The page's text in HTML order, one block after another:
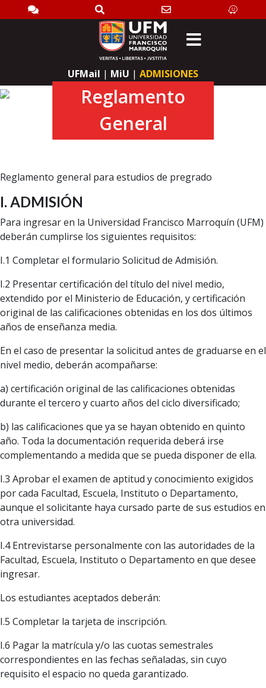
UFMail | MiU | ADMISIONES
Reglamento
General
Reglamento general para estudios de pregrado
I. ADMISIÓN
Para ingresar en la Universidad Francisco Marroquín (UFM)
deberán cumplirse los siguientes requisitos:
I.1 Completar el formulario Solicitud de Admisión.
I.2 Presentar certificación del título del nivel medio,
extendido por el Ministerio de Educación, y certificación
original de las calificaciones obtenidas en los dos últimos
años de enseñanza media.
En el caso de presentar la solicitud antes de graduarse en el
nivel medio, deberán acompañarse:
a) certificación original de las calificaciones obtenidas
durante el tercero y cuarto años del ciclo diversificado;
b) las calificaciones que ya se hayan obtenido en quinto
año. Toda la documentación requerida deberá irse
complementando a medida que se pueda disponer de ella.
I.3 Aprobar el examen de aptitud y conocimiento exigidos
por cada Facultad, Escuela, Instituto o Departamento,
aunque el solicitante haya cursado parte de sus estudios en
otra universidad.
I.4 Entrevistarse personalmente con las autoridades de la
Facultad, Escuela, Instituto o Departamento en que desee
ingresar.
Los estudiantes aceptados deberán:
I.5 Completar la tarjeta de inscripción.
I.6 Pagar la matrícula y/o las cuotas semestrales
correspondientes en las fechas señaladas, sin cuyo
requisito el espacio no queda garantizado.